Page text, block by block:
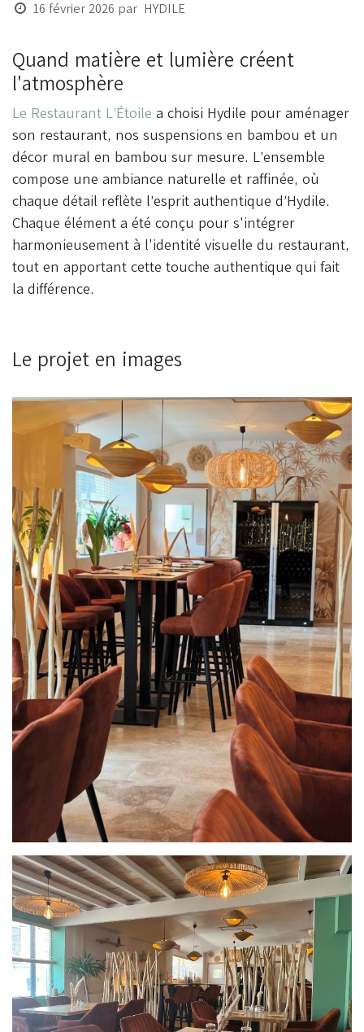
16 février 2026 par HYDILE
Quand matière et lumière créent
l'atmosphère
Le Restaurant L’Étoile a choisi Hydile pour aménager
son restaurant, nos suspensions en bambou et un
décor mural en bambou sur mesure. L’ensemble
compose une ambiance naturelle et raffinée, où
chaque détail reflète l’esprit authentique d’Hydile.
Chaque élément a été conçu pour s'intégrer
harmonieusement à l'identité visuelle du restaurant,
tout en apportant cette touche authentique qui fait
la différence.
Le projet en images